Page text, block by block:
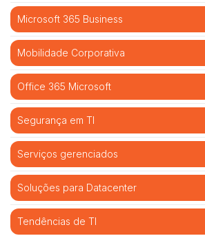
Microsoft 365 Business
Mobilidade Corporativa
Office 365 Microsoft
Segurança em TI
Serviços gerenciados
Soluções para Datacenter
Tendências de TI